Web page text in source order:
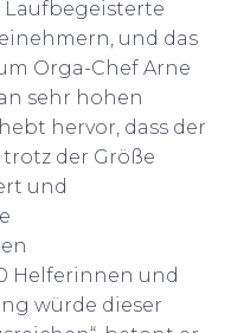
und das
Orga-Chef Arne
sehr hohen
hervor, dass der
der Größe
und
Helferinnen und
würde dieser